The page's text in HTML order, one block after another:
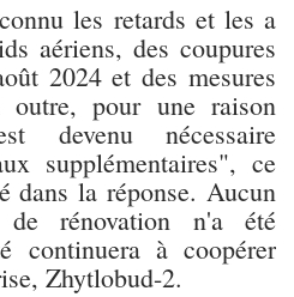
les retards et les a
aériens, des coupures
2024 et des mesures
pour une raison
devenu nécessaire
supplémentaires", ce
dans la réponse. Aucun
de rénovation n'a été
continuera à coopérer
Zhytlobud-2.